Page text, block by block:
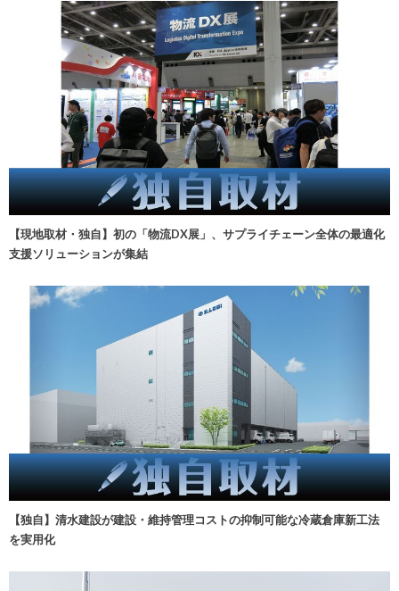
【現地取材・独自】初の「物流DX展」、サプライチェーン全体の最適化
支援ソリューションが集結
【独自】清水建設が建設・維持管理コストの抑制可能な冷蔵倉庫新工法
を実用化